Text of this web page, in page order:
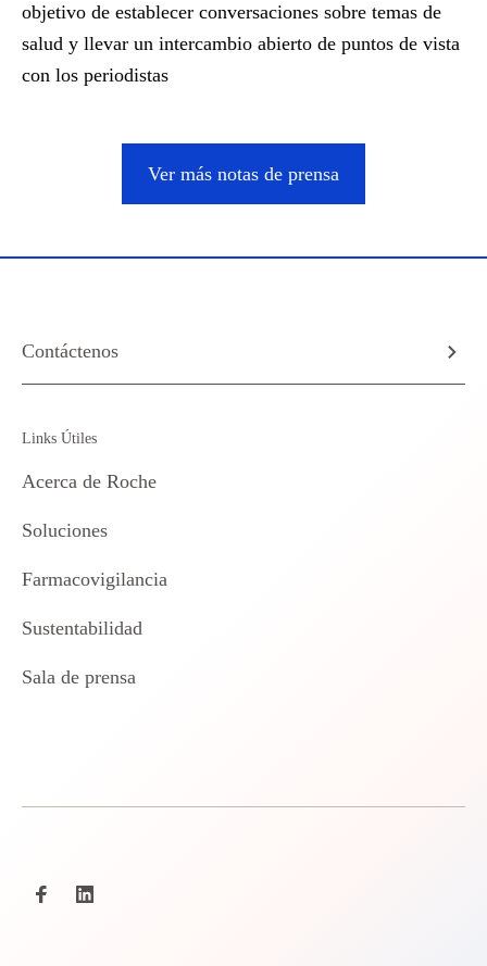
objetivo de establecer conversaciones sobre temas de
salud y llevar un intercambio abierto de puntos de vista
con los periodistas
Ver más notas de prensa
Contáctenos
Links Útiles
Acerca de Roche
Soluciones
Farmacovigilancia
Sustentabilidad
Sala de prensa